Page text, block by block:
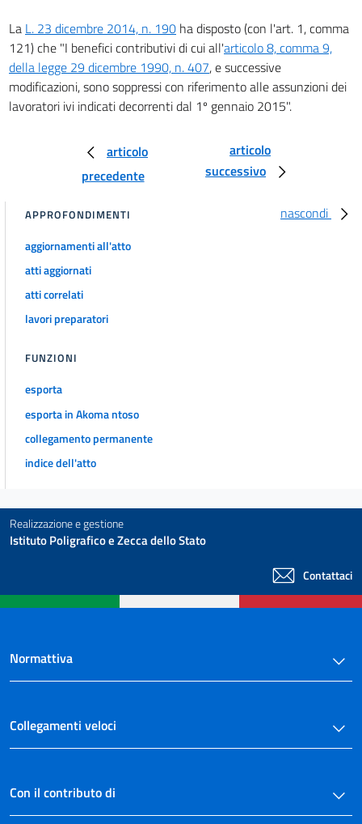
La L. 23 dicembre 2014, n. 190 ha disposto (con l'art. 1, comma
121) che "I benefici contributivi di cui all'articolo 8, comma 9,
della legge 29 dicembre 1990, n. 407, e successive
modificazioni, sono soppressi con riferimento alle assunzioni dei
lavoratori ivi indicati decorrenti dal 1º gennaio 2015".
articolo
precedente
articolo
successivo
nascondi
APPROFONDIMENTI
aggiornamenti all'atto
atti aggiornati
atti correlati
lavori preparatori
FUNZIONI
esporta
esporta in Akoma ntoso
collegamento permanente
indice dell'atto
Realizzazione e gestione
Istituto Poligrafico e Zecca dello Stato
Contattaci
Normattiva
Collegamenti veloci
Con il contributo di